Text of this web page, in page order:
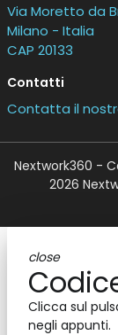
Via Moretto da
Milano - Italia
CAP 20133
Contatti
Contatta il
Nextwork360 -
2026
close
Clicca sul
negli appunti.